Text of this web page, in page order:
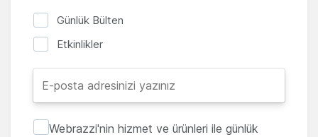
Günlük Bülten
Etkinlikler
Webrazzi'nin hizmet ve ürünleri ile günlük